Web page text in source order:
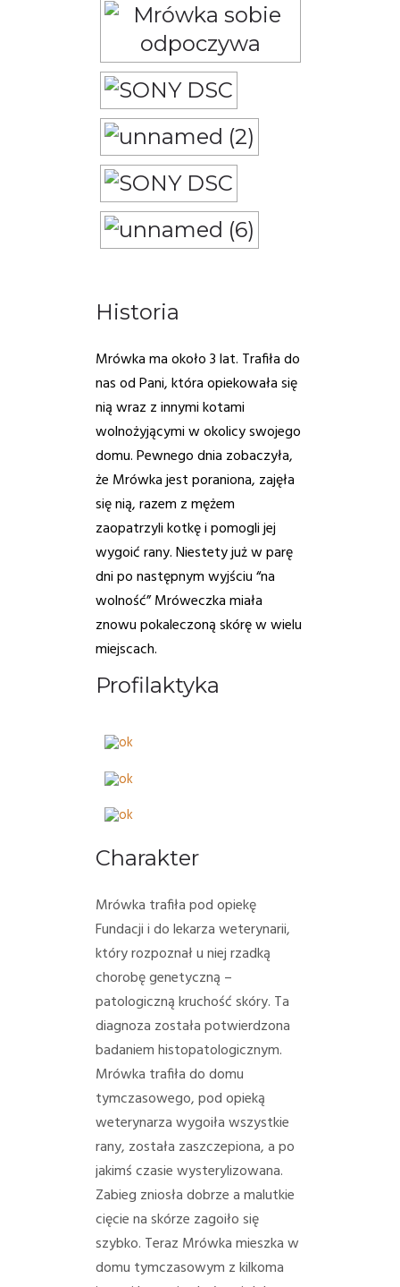
Historia
Mrówka ma około 3 lat. Trafiła do
nas od Pani, która opiekowała się
nią wraz z innymi kotami
wolnożyjącymi w okolicy swojego
domu. Pewnego dnia zobaczyła,
że Mrówka jest poraniona, zajęła
się nią, razem z mężem
zaopatrzyli kotkę i pomogli jej
wygoić rany. Niestety już w parę
dni po następnym wyjściu “na
wolność” Mróweczka miała
znowu pokaleczoną skórę w wielu
miejscach.
Profilaktyka
Charakter
Mrówka trafiła pod opiekę
Fundacji i do lekarza weterynarii,
który rozpoznał u niej rzadką
chorobę genetyczną –
patologiczną kruchość skóry. Ta
diagnoza została potwierdzona
badaniem histopatologicznym.
Mrówka trafiła do domu
tymczasowego, pod opieką
weterynarza wygoiła wszystkie
rany, została zaszczepiona, a po
jakimś czasie wysterylizowana.
Zabieg zniosła dobrze a malutkie
cięcie na skórze zagoiło się
szybko. Teraz Mrówka mieszka w
domu tymczasowym z kilkoma